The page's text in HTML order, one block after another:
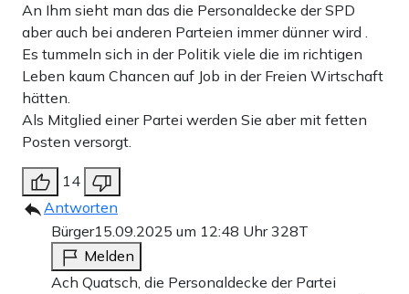
An Ihm sieht man das die Personaldecke der SPD
aber auch bei anderen Parteien immer dünner wird .
Es tummeln sich in der Politik viele die im richtigen
Leben kaum Chancen auf Job in der Freien Wirtschaft
hätten.
Als Mitglied einer Partei werden Sie aber mit fetten
Posten versorgt.
14
Antworten
Bürger15.09.2025 um 12:48 Uhr328T
Melden
Ach Quatsch, die Personaldecke der Partei